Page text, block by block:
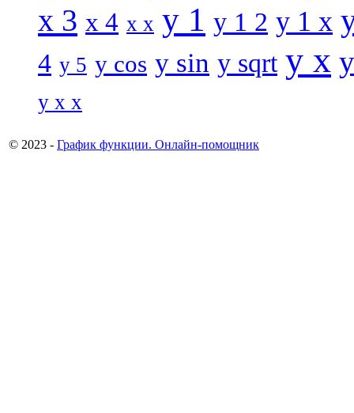
x 3 x 4 x x y 1 y 1 2 y 1 x
4 y 5 y cos y sin y sqrt y x
y x x
© 2023 - График функции. Онлайн-помощник